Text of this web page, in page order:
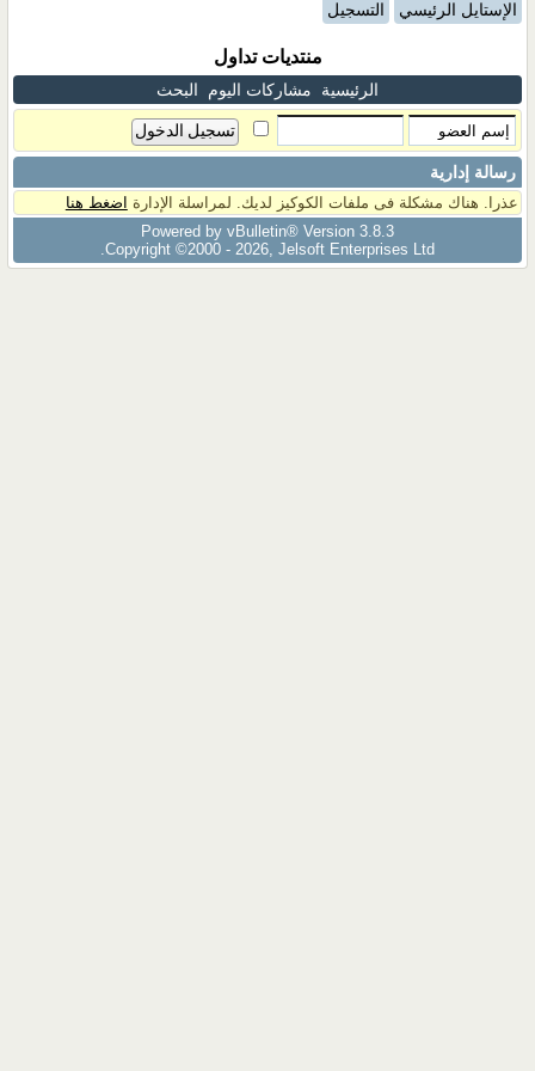
الإستايل الرئيسي التسجيل
منتديات تداول
الرئيسية مشاركات اليوم البحث
رسالة إدارية
عذرا. هناك مشكلة فى ملفات الكوكيز لديك. لمراسلة الإدارة اضغط هنا
Powered by vBulletin® Version 3.8.3
Copyright ©2000 - 2026, Jelsoft Enterprises Ltd.